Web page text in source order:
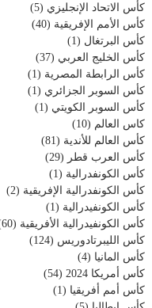
كأس الاتحاد الإنجليزي (5)
كأس الأمم الإفريقية (40)
كأس البرتغال (1)
كأس الخليج العربي (37)
كأس الرابطة المصرية (1)
كأس السوبر الجزائري (1)
كأس السوبر الكويتي (1)
كاس العالم (10)
كأس العالم للأندية (81)
كأس العرب قطر (29)
كأس الكونفدرالية (1)
كأس الكونفدرالية الإفريقية (2)
كأس الكونفيدرالية (1)
كأس الكونفيدرالية الأفريقية (60)
كأس الليبرتادوريس (124)
كأس المانيا (4)
كأس أمريكا 2024
(54)
كأس أمم أفريقيا (1)